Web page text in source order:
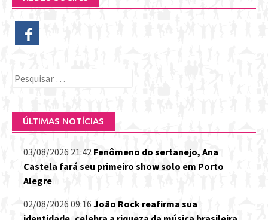
Pesquisar
ÚLTIMAS NOTÍCIAS
03/08/2026 21:42 Fenômeno do sertanejo, Ana
Castela fará seu primeiro show solo em Porto
Alegre
02/08/2026 09:16 João Rock reafirma sua